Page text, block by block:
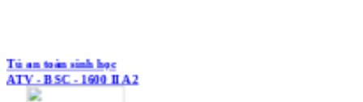
ATV - BSC - 1600 II A2